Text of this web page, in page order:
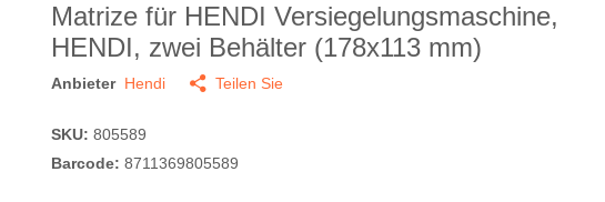
Matrize für HENDI Versiegelungsmaschine,
HENDI, zwei Behälter (178x113 mm)
Anbieter Hendi Teilen Sie
SKU: 805589
Barcode: 8711369805589